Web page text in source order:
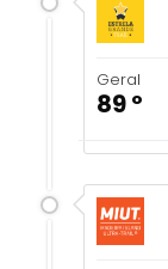
Geral
89 º